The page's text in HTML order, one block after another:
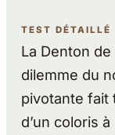
TEST DÉTAILLÉ
La Denton
dilemme du
pivotante fait
d’un coloris